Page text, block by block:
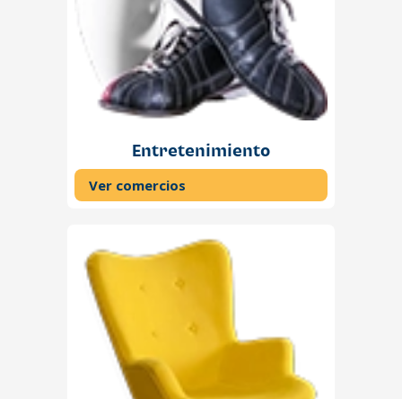
Entretenimiento
Ver comercios